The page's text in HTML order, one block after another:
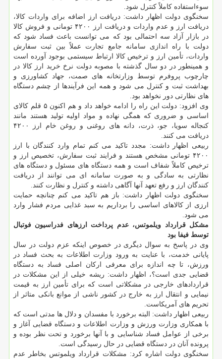
سوءاستفاده کاملاً کنترل شود.
سخنگوی دولت اظهار داشت: دریافت ارز اضافه برای واردات کالا،
دریافت ارز و عدم واردات و دریافت ارز ۴۲۰۰ تومانی و فروش کالا
در بازار آزاد سه احتمالی بود که می توانست باعث فساد شود که
دولت با راه اندازی سامانه جامع تجارت عملاً بین ثبت سفارش
واردات، تأمین ارز و ترخیص کالا ارتباط سیستمی بوجود آورده است
و همینطور در دو سال گذشته با مصوبه دولت نرخ خرید ارز کالا در
چارچوب پروفرم توسط وزارتخانه های صمت، جهاد کشاورزی و
بهداشت ثبت و کنترل می شود و همه این فرآیندها از چشم دستگاه
های نظارتی دور نخواهد بود.
وی افزود: دولت این راه را ادامه خواهد داد و هم اکنون ۵ قلم کالای
اساسی و ضروری که همگی نهاده و مواد اولیه تولید هستند مانند
کنجاله سویا، جو، ذرت، دانه های روغنی و روغن خام ارز ۴۲۰۰
دریافت می کنند.
ربیعی اظهار داشت: مجدد تاکید می کنم تمام وارد کنندگان با ارز
۴۲۰۰ تومانی مشخص هستند و فرایند ثبت سفارش، تخصیص ارز و
ترخیص کاملاً شفاف است و همه دستگاه های مسئول و دستگاه های
نظارتی به سادگی و به صورت سامانه ای می توانند از دریافت
کنندگان ارز و رفع تعهد آنها آگاهی داشته و کنترل و نظارت کنند.
سخنگوی دولت اظهار داشت: باز هم تاکید می کنم چنانچه حمایت
ارزی از کالاهای اساسی را برداریم به سبد غذایی مردم فشار وارد
می شود.
مشکل قرارداد ویلموتس، عدم پرداخت ارزهای فدراسیون فوتبال
توسط فیفا بود
وی در پاسخ به سوال دیگری در خصوص اینکه عزم دولت در سال
پایانی خدمت، با عنایت به ورود وزارت اطلاعات به بحث فساد در
ورزش، تا چه اندازه برای معرفی ارکان اصلی فساد به دستگاه
قضایی جدی است؟، اظهار داشت: ریشه خیلی از این مشکلات در
قراردادهای خارجی در مشکلاتی است که برای تأمین ارز به قیمت
نیمایی و انتقال ارز به خارج در کشور ناشی از موانع بانکی متاثر از
تحریم های آمریکاست.
ربیعی اظهار داشت: البته برخورد با مفسدان و دلال ها مدتی است که
با همکاری وزارت ورزش و وزارت اطلاعات و دستگاه قضایی آغاز و
برخی از عوامل فساد شناسایی و با آنها برخورد و تحت نظر بوده و
پرونده آنان در دستگاه قضایی در حال رسیدگی است.
سخنگوی دولت اشاره کرد: مشکلات قرارداد ویلموتس بخاطر عدم